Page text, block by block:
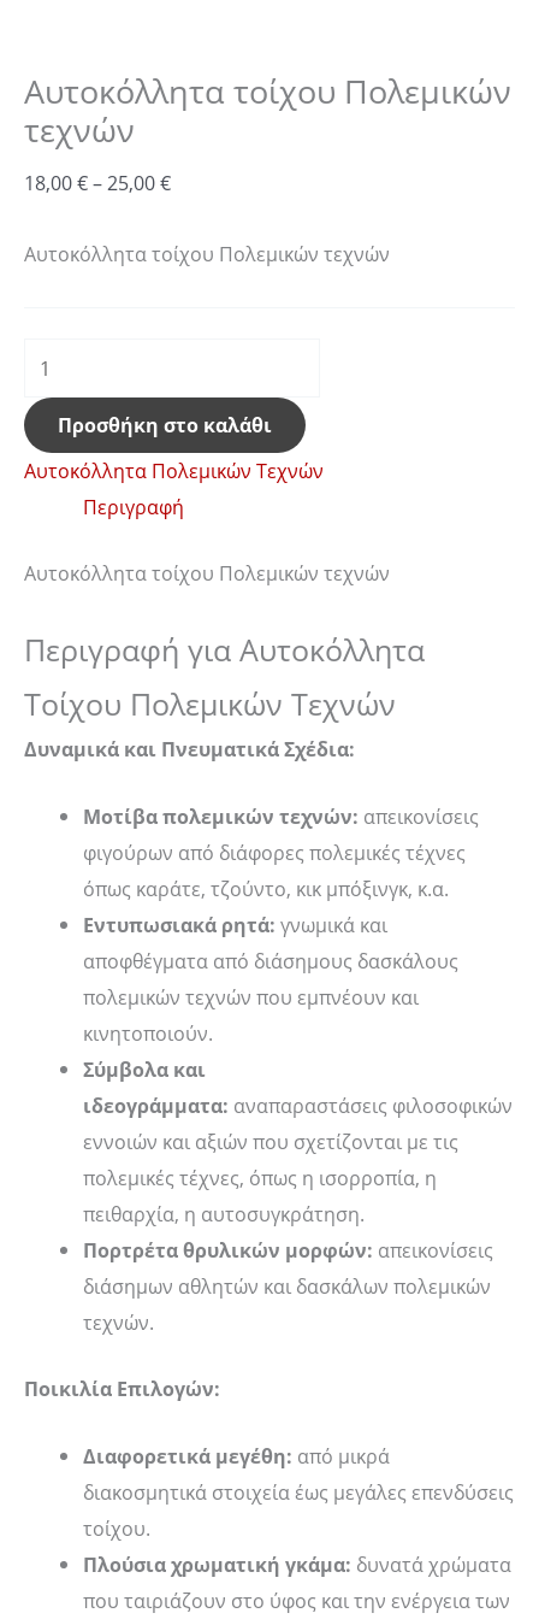
Αυτοκόλλητα τοίχου Πολεμικών
τεχνών
18,00€–25,00€
Αυτοκόλλητα τοίχου Πολεμικών τεχνών
Προσθήκη στο καλάθι
Aυτοκόλλητα Πολεμικών Τεχνών
Περιγραφή
Αυτοκόλλητα τοίχου Πολεμικών τεχνών
Περιγραφή για Αυτοκόλλητα
Τοίχου Πολεμικών Τεχνών
Δυναμικά και Πνευματικά Σχέδια:
Μοτίβα πολεμικών τεχνών: απεικονίσεις
φιγούρων από διάφορες πολεμικές τέχνες
όπως καράτε, τζούντο, κικ μπόξινγκ, κ.α.
Εντυπωσιακά ρητά: γνωμικά και
αποφθέγματα από διάσημους δασκάλους
πολεμικών τεχνών που εμπνέουν και
κινητοποιούν.
Σύμβολα και
ιδεογράμματα: αναπαραστάσεις φιλοσοφικών
εννοιών και αξιών που σχετίζονται με τις
πολεμικές τέχνες, όπως η ισορροπία, η
πειθαρχία, η αυτοσυγκράτηση.
Πορτρέτα θρυλικών μορφών: απεικονίσεις
διάσημων αθλητών και δασκάλων πολεμικών
τεχνών.
Ποικιλία Επιλογών:
Διαφορετικά μεγέθη: από μικρά
διακοσμητικά στοιχεία έως μεγάλες επενδύσεις
τοίχου.
Πλούσια χρωματική γκάμα: δυνατά χρώματα
που ταιριάζουν στο ύφος και την ενέργεια των